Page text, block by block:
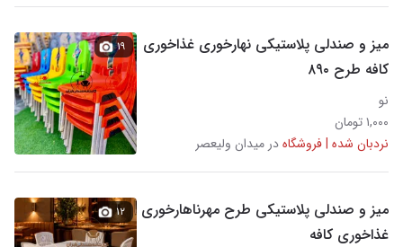
میز و صندلی پلاستیکی نهارخوری غذاخوری
کافه طرح ۸۹۰
نو
۱,۰۰۰ تومان
نردبان شده | فروشگاهدر میدان ولیعصر
۱۹
میز و صندلی پلاستیکی طرح مهرناهارخوری
غذاخوری کافه
۱۲